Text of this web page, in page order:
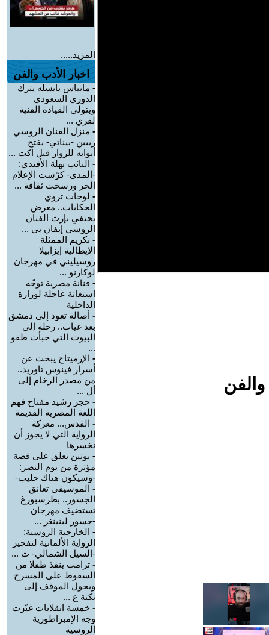
المزيد.....
اخبار الأدب والفن
- ماتياس يايسله يترك
الدوري السعودي
ويتولى القيادة الفنية
لفري ...
- منزل الفنان الروسي
ريبين -بيناتي- يفتح
أبوابه للزوار قبل اكت ...
- النائب نهلة الأفندي:
-المدى- كرّست الإعلام
الحر ورسخت ثقافة ...
- لوحات تروي
الحكايات.. معرض
يحتفي بإرث الفنان
الروسي إيفان بي ...
- تكريم الممثلة
الإيطالية إيزابيلا
روسيليني في مهرجان
لوكارنو ...
- فنانة مصرية توجّه
استغاثة عاجلة لوزارة
الداخلية
- أصالة تعود إلى دمشق
بعد غياب.. رحلة إلى
البيوت التي خبأت طفو
...
- الإرميتاج يبحث عن
أسرار فينوس تاوريد..
من مصدر الرخام إلى
أل ...
- حجر رشيد مفتاح فهم
اللغة المصرية القديمة
- القدس... معركة
الرواية التي لا يجوز أن
نخسرها
- بوتين يعلق على قصة
مؤثرة من يوم النصر:
-وسيكون هناك حليب-
- الموسيقى تعانق
الجسور.. بطرسبورغ
تستضيف مهرجان
-جسور لينينغر ...
- الخارجية الروسية:
الرواية الألمانية لتفجير
-السيل الشمالي- ت ...
- ترامب ينقذ طفلا من
السقوط على المسرح
ويحول الموقف إلى
نكتة ع ...
- خمسة انقلابات غيّرت
وجه الإمبراطورية
الروسية